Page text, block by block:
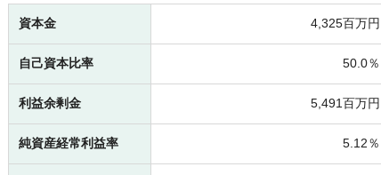
資本金 4,325百万円
自己資本比率 50.0％
利益余剰金 5,491百万円
純資産経常利益率 5.12％